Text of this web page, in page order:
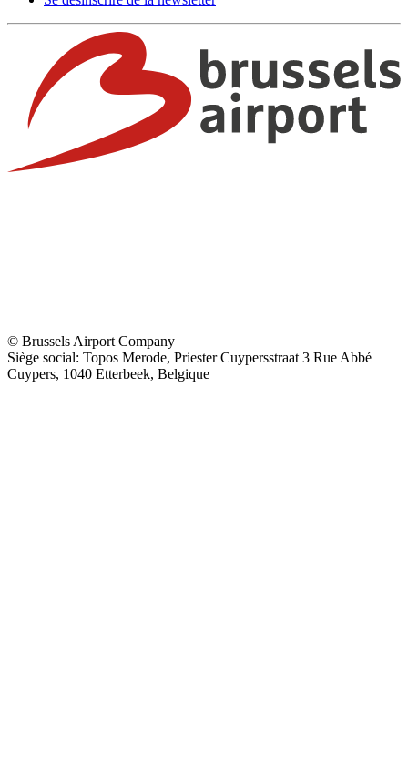
© Brussels Airport Company
Siège social: Topos Merode, Priester Cuypersstraat 3 Rue Abbé
Cuypers, 1040 Etterbeek, Belgique